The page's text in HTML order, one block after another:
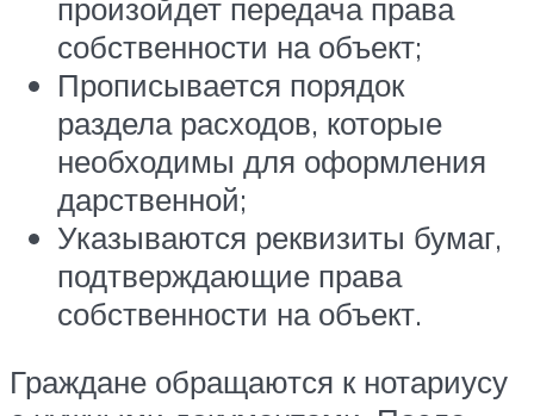
произойдет передача права
собственности на объект;
Прописывается порядок
раздела расходов, которые
необходимы для оформления
дарственной;
Указываются реквизиты бумаг,
подтверждающие права
собственности на объект.
Граждане обращаются к нотариусу